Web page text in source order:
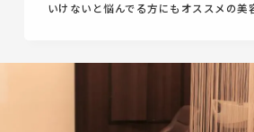
いけないと悩んでる方にもオススメの美